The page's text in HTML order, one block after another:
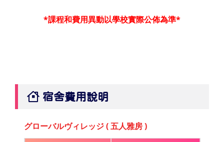
*課程和費用異動以學校實際公佈為準*
宿舍費用說明
グローバルヴィレッジ ( 五人雅房 )